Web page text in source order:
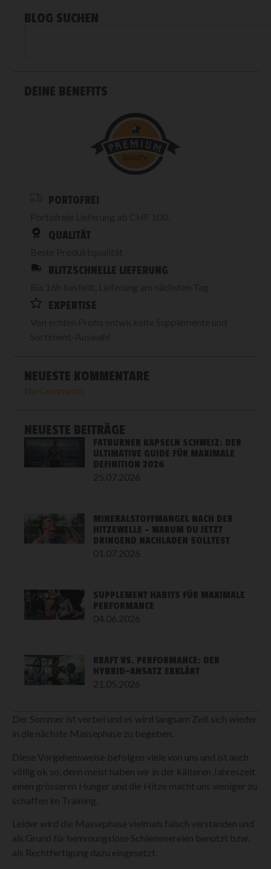
BLOG SUCHEN
DEINE BENEFITS
PORTOFREI
QUALITÄT
BLITZSCHNELLE LIEFERUNG
EXPERTISE
NEUESTE KOMMENTARE
No Comments
NEUESTE BEITRÄGE
FATBURNER KAPSELN SCHWEIZ: DER
ULTIMATIVE GUIDE FÜR MAXIMALE
DEFINITION 2026
25.07.2026
MINERALSTOFFMANGEL NACH DER
HITZEWELLE – WARUM DU JETZT
DRINGEND NACHLADEN SOLLTEST
01.07.2026
SUPPLEMENT HABITS FÜR MAXIMALE
PERFORMANCE
04.06.2026
KRAFT VS. PERFORMANCE: DER
HYBRID-ANSATZ ERKLÄRT
21.05.2026
Der Sommer ist vorbei und es wird langsam Zeit sich wieder
in die nächste Massephase zu begeben.
Diese Vorgehensweise befolgen viele von uns und ist auch
völlig ok so, denn meist haben wir in der kälteren Jahreszeit
einen grösseren Hunger und die Hitze macht uns weniger zu
schaffen im Training.
Leider wird die Massephase vielmals falsch verstanden und
als Grund für hemmungslose Schlemmereien benutzt bzw.
als Rechtfertigung dazu eingesetzt.